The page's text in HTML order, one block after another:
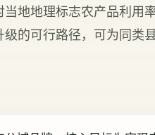
地地理标志农产品利
的可行路径，可为同类